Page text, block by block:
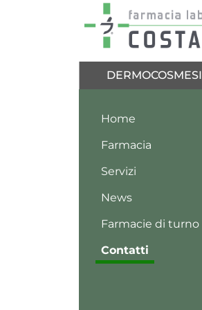
Salta al contenuto principale
DERMOCOSMESI
Home
Farmacia
Servizi
News
Farmacie di turno
Contatti